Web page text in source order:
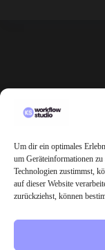
Um dir ein optimales
um Geräteinformationen
Technologien zustimmst,
auf dieser Website
zurückziehst, können